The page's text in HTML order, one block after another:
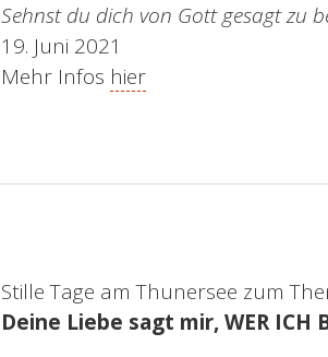
Sehnst du dich von Gott gesagt zu
19. Juni 2021
Mehr Infos hier
Stille Tage am Thunersee zum
Deine Liebe sagt mir, WER